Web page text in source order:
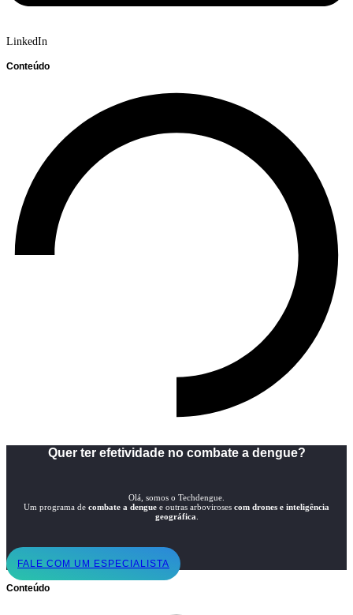
LinkedIn
Conteúdo
Quer ter efetividade no combate a dengue?
Olá, somos o Techdengue.
Um programa de combate a dengue e outras arboviroses com drones e inteligência
geográfica.
FALE COM UM ESPECIALISTA
Conteúdo